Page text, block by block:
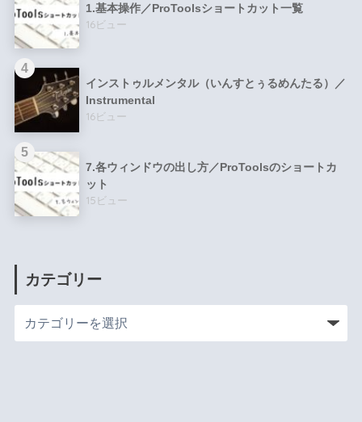
1.基本操作／ProToolsショートカット一覧
16ビュー
インストゥルメンタル（いんすとぅるめんたる）／
Instrumental
16ビュー
7.各ウィンドウの出し方／ProToolsのショートカ
ット
15ビュー
カテゴリー